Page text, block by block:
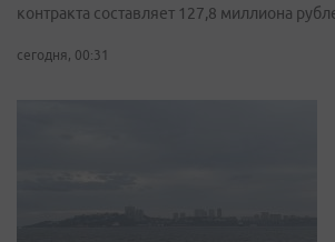
контракта составляет 127,8 миллиона
сегодня, 00:31